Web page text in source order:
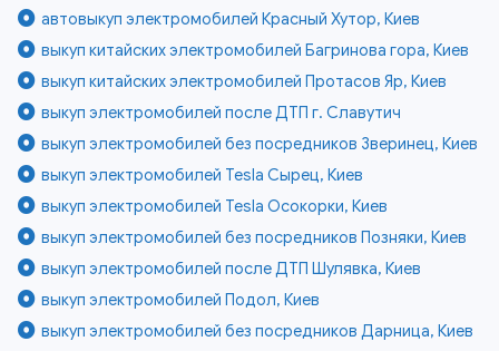
автовыкуп электромобилей Красный Хутор, Киев
выкуп китайских электромобилей Багринова гора, Киев
выкуп китайских электромобилей Протасов Яр, Киев
выкуп электромобилей после ДТП г. Славутич
выкуп электромобилей без посредников Зверинец, Киев
выкуп электромобилей Tesla Сырец, Киев
выкуп электромобилей Tesla Осокорки, Киев
выкуп электромобилей без посредников Позняки, Киев
выкуп электромобилей после ДТП Шулявка, Киев
выкуп электромобилей Подол, Киев
выкуп электромобилей без посредников Дарница, Киев